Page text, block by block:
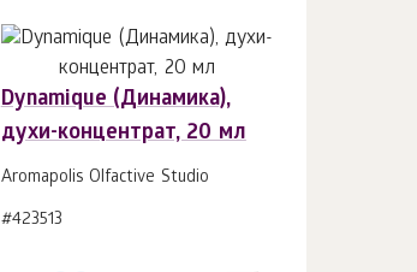
Dynamique (Динамика),
духи-концентрат, 20 мл
Aromapolis Olfactive Studio
#423513